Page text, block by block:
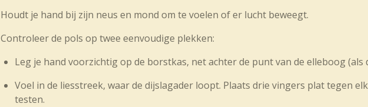
Houdt je hand bij zijn neus en mond om te voelen of er lucht beweegt.
Controleer de pols op twee eenvoudige plekken:
Leg je hand voorzichtig op de borstkas, net achter de punt van de elleboog (als
Voel in de liesstreek, waar de dijslagader loopt. Plaats drie vingers plat tegen
testen.